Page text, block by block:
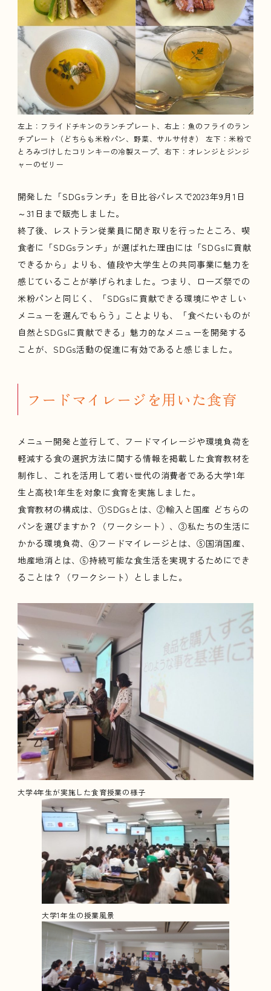
左上：フライドチキンのランチプレート、右上：魚のフライのラン
チプレート（どちらも米粉パン、野菜、サルサ付き） 左下：米粉で
とろみづけしたコリンキーの冷製スープ、右下：オレンジとジンジ
ャーのゼリー
開発した「SDGsランチ」を日比谷パレスで2023年9月1日
～31日まで販売しました。
終了後、レストラン従業員に聞き取りを行ったところ、喫
食者に「SDGsランチ」が選ばれた理由には「SDGsに貢献
できるから」よりも、値段や大学生との共同事業に魅力を
感じていることが挙げられました。つまり、ローズ祭での
米粉パンと同じく、「SDGsに貢献できる環境にやさしい
メニューを選んでもらう」ことよりも、「食べたいものが
自然とSDGsに貢献できる」魅力的なメニューを開発する
ことが、SDGs活動の促進に有効であると感じました。
フードマイレージを用いた食育
メニュー開発と並行して、フードマイレージや環境負荷を
軽減する食の選択方法に関する情報を掲載した食育教材を
制作し、これを活用して若い世代の消費者である大学1年
生と高校1年生を対象に食育を実施しました。
食育教材の構成は、①SDGsとは、②輸入と国産 どちらの
パンを選びますか？（ワークシート）、③私たちの生活に
かかる環境負荷、④フードマイレージとは、⑤国消国産、
地産地消とは、⑥持続可能な食生活を実現するためにでき
ることは？（ワークシート）としました。
大学4年生が実施した食育授業の様子
大学1年生の授業風景